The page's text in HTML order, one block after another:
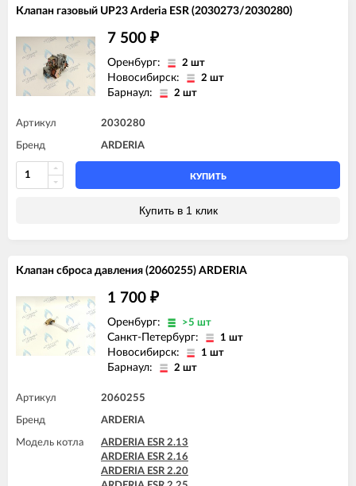
Клапан газовый UP23 Arderia ESR (2030273/2030280)
7 500 ₽
Оренбург: 2 шт
Новосибирск: 2 шт
Барнаул: 2 шт
Артикул 2030280
Бренд ARDERIA
КУПИТЬ
Купить в 1 клик
Клапан сброса давления (2060255) ARDERIA
1 700 ₽
Оренбург: >5 шт
Санкт-Петербург: 1 шт
Новосибирск: 1 шт
Барнаул: 2 шт
Артикул 2060255
Бренд ARDERIA
Модель котла
ARDERIA ESR 2.13
ARDERIA ESR 2.16
ARDERIA ESR 2.20